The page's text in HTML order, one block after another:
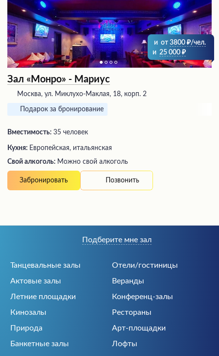
и от 3800
/чел.
и 25 000
Зал «Монро» - Мариус
Москва, ул. Миклухо-Маклая, 18, корп. 2
Подарок за бронирование
Вместимость: 35 человек
Кухня: Европейская, итальянская
Свой алкоголь: Можно свой алкоголь
Забронировать Позвонить
Танцевальные залы
Отели/гостиницы
Актовые залы
Веранды
Летние площадки
Конференц-залы
Кинозалы
Рестораны
Природа
Арт-площадки
Банкетные залы
Лофты
Подберите мне зал